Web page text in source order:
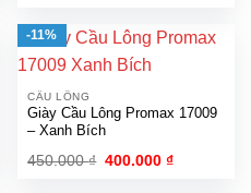
450.000 ₫.là:
400.000 ₫.
-11%
CẦU LÔNG
Giày Cầu Lông Promax 17009
– Xanh Bích
450.000₫ Giá
400.000₫Giá